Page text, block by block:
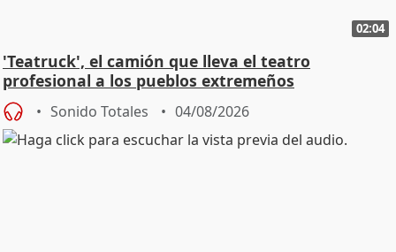
02:04
'Teatruck', el camión que lleva el teatro
profesional a los pueblos extremeños
Sonido Totales 04/08/2026